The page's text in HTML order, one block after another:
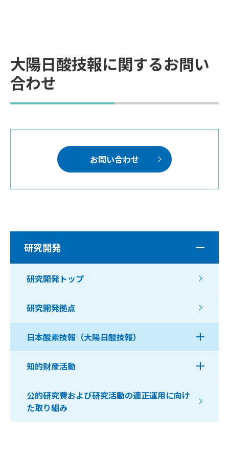
大陽日酸技報に関するお問い
合わせ
お問い合わせ
研究開発
研究開発トップ
研究開発拠点
日本酸素技報（大陽日酸技報）
知的財産活動
公的研究費および研究活動の適正運用に向け
た取り組み